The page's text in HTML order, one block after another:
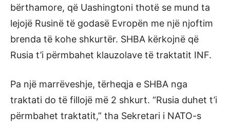
bërthamore, që Uashingtoni thotë se mund ta
lejojë Rusinë të godasë Evropën me një njoftim
brenda të kohe shkurtër. SHBA kërkojnë që
Rusia t’i përmbahet klauzolave të traktatit INF.
Pa një marrëveshje, tërheqja e SHBA nga
traktati do të fillojë më 2 shkurt. “Rusia duhet t’i
përmbahet traktatit,” tha Sekretari i NATO-s